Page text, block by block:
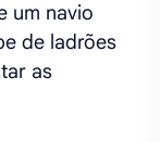
um navio
de ladrões
as